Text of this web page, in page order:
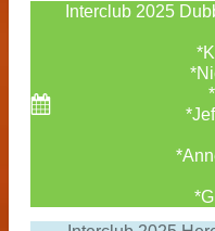
Interclub 2025